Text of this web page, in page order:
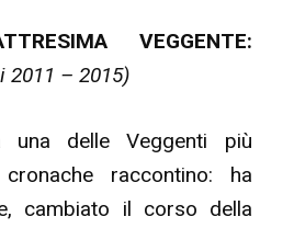
VEGGENTE:
2011 – 2015)
delle Veggenti più
raccontino: ha
cambiato il corso della